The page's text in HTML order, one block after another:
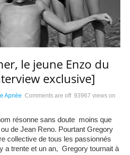
le jeune Enzo du
exclusive]
Apnée Comments are off 93967 views on
résonne sans doute moins que
de Jean Reno. Pourtant Gregory
collective de tous les passionnés
a trente et un an, Gregory tournait à